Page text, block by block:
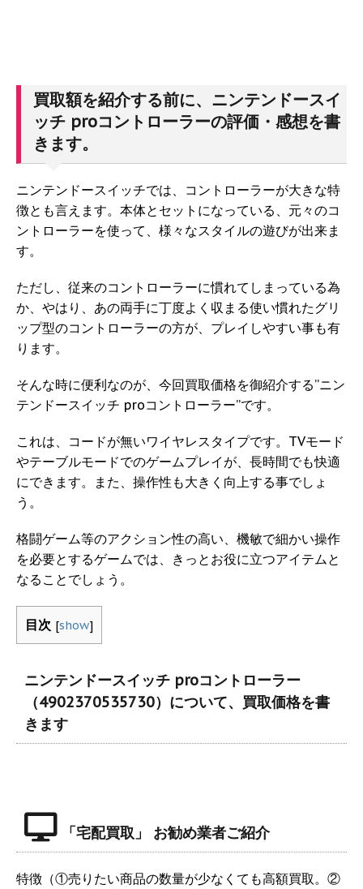
買取額を紹介する前に、ニンテンドースイ
ッチ proコントローラーの評価・感想を書
きます。
ニンテンドースイッチでは、コントローラーが大きな特
徴とも言えます。本体とセットになっている、元々のコ
ントローラーを使って、様々なスタイルの遊びが出来ま
す。
ただし、従来のコントローラーに慣れてしまっている為
か、やはり、あの両手に丁度よく収まる使い慣れたグリ
ップ型のコントローラーの方が、プレイしやすい事も有
ります。
そんな時に便利なのが、今回買取価格を御紹介する”ニン
テンドースイッチ proコントローラー”です。
これは、コードが無いワイヤレスタイプです。TVモード
やテーブルモードでのゲームプレイが、長時間でも快適
にできます。また、操作性も大きく向上する事でしょ
う。
格闘ゲーム等のアクション性の高い、機敏で細かい操作
を必要とするゲームでは、きっとお役に立つアイテムと
なることでしょう。
目次 [show]
ニンテンドースイッチ proコントローラー
（4902370535730）について、買取価格を書
きます
「宅配買取」 お勧め業者ご紹介
特徴（①売りたい商品の数量が少なくても高額買取。②